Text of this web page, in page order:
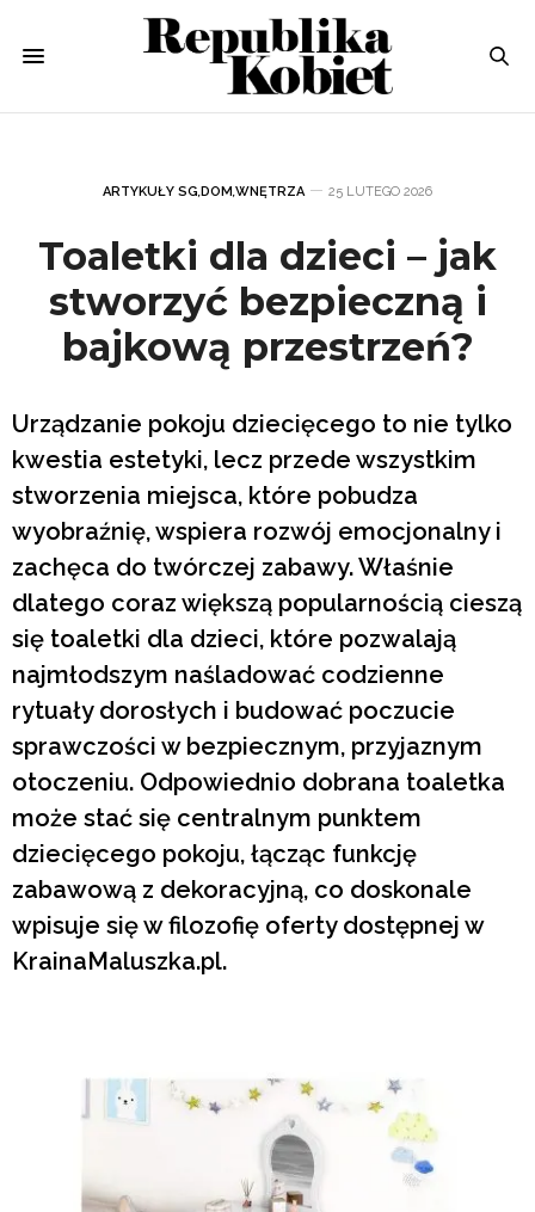
ARTYKUŁY SG,DOM,WNĘTRZA 25 LUTEGO 2026
Toaletki dla dzieci – jak
stworzyć bezpieczną i
bajkową przestrzeń?
Urządzanie pokoju dziecięcego to nie tylko
kwestia estetyki, lecz przede wszystkim
stworzenia miejsca, które pobudza
wyobraźnię, wspiera rozwój emocjonalny i
zachęca do twórczej zabawy. Właśnie
dlatego coraz większą popularnością cieszą
się toaletki dla dzieci, które pozwalają
najmłodszym naśladować codzienne
rytuały dorosłych i budować poczucie
sprawczości w bezpiecznym, przyjaznym
otoczeniu. Odpowiednio dobrana toaletka
może stać się centralnym punktem
dziecięcego pokoju, łącząc funkcję
zabawową z dekoracyjną, co doskonale
wpisuje się w filozofię oferty dostępnej w
KrainaMaluszka.pl.